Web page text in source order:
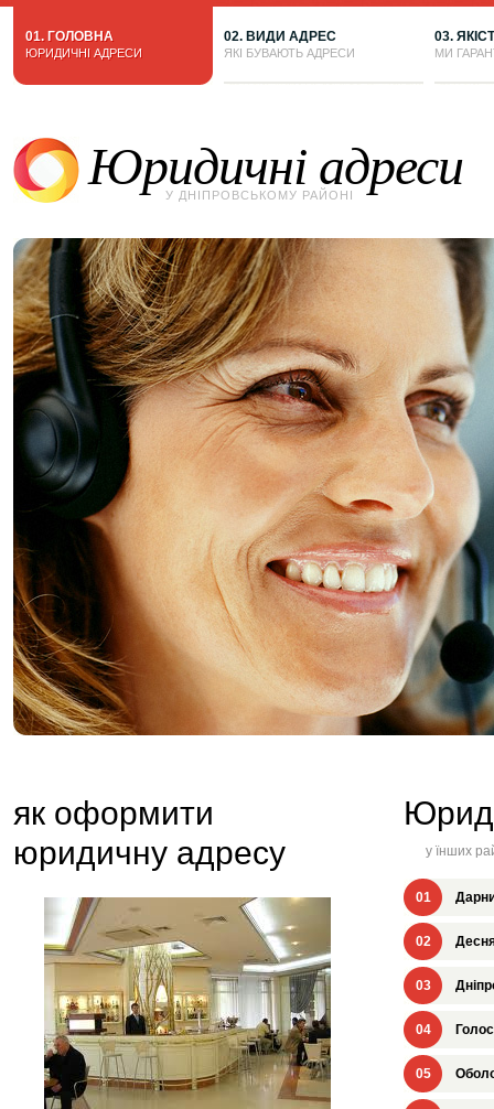
01. ГОЛОВНА
ЮРИДИЧНІ АДРЕСИ
02. ВИДИ АДРЕС
ЯКІ БУВАЮТЬ АДРЕСИ
03.
МИ
Юридичні адреси
У ДНІПРОВСЬКОМУ РАЙОНІ
як оформити
юридичну адресу
у їнших
01
02
03
04
05